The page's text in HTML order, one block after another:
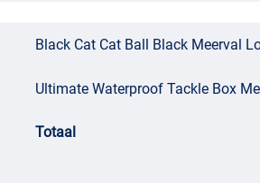
Black Cat Cat Ball Black Meerval
Ultimate Waterproof Tackle Box
Totaal